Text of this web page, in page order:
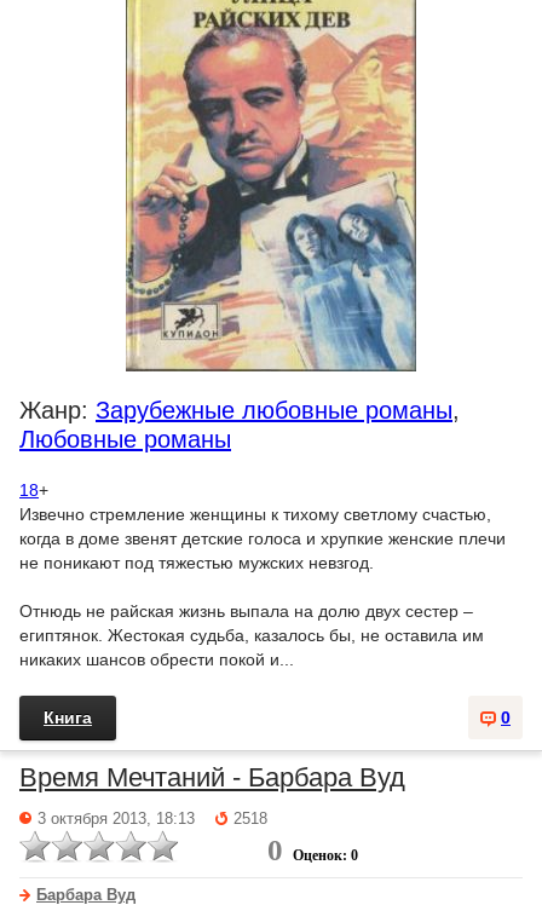
Жанр: Зарубежные любовные романы,
Любовные романы
18+
Извечно стремление женщины к тихому светлому счастью,
когда в доме звенят детские голоса и хрупкие женские плечи
не поникают под тяжестью мужских невзгод.
Отнюдь не райская жизнь выпала на долю двух сестер –
египтянок. Жестокая судьба, казалось бы, не оставила им
никаких шансов обрести покой и...
0
Книга
Время Мечтаний - Барбара Вуд
3 октября 2013, 18:13 2518
0 Оценок: 0
Барбара Вуд